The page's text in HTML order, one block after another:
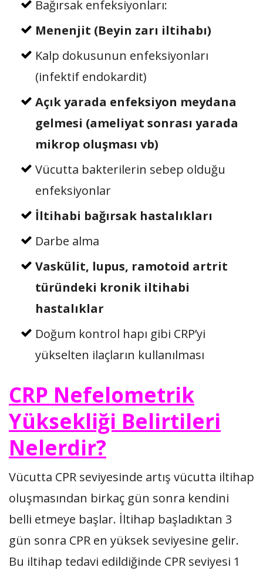
Bağırsak enfeksiyonları:
Menenjit (Beyin zarı iltihabı)
Kalp dokusunun enfeksiyonları
(infektif endokardit)
Açık yarada enfeksiyon meydana
gelmesi (ameliyat sonrası yarada
mikrop oluşması vb)
Vücutta bakterilerin sebep olduğu
enfeksiyonlar
İltihabi bağırsak hastalıkları
Darbe alma
Vaskülit, lupus, ramotoid artrit
türündeki kronik iltihabi
hastalıklar
Doğum kontrol hapı gibi CRP’yi
yükselten ilaçların kullanılması
CRP Nefelometrik
Yüksekliği Belirtileri
Nelerdir?
Vücutta CPR seviyesinde artış vücutta iltihap
oluşmasından birkaç gün sonra kendini
belli etmeye başlar. İltihap başladıktan 3
gün sonra CPR en yüksek seviyesine gelir.
Bu iltihap tedavi edildiğinde CPR seviyesi 1